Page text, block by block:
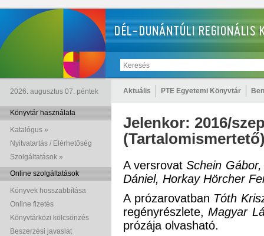
2026. augusztus 07. péntek Aktuális PTE Egyetemi Könyvtár
Könyvtár használata
Katalógus »
Nyitvatartás / Elérhetőség
Szolgáltatások »
Online szolgáltatások
Könyvek hosszabbítása
Online fizetés
Könyvtárközi kölcsönzés
Beszerzési javaslat
Jelenkor: 2016/
A versrovatSchein
Dániel, Horkay Hörcher
A prózarovatban Tóth
regényrészlete,Magyar
prózája olvasható.